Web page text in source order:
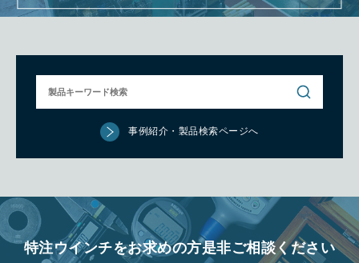
事例紹介・製品検索ページへ
特注ウインチをお求めの方是非ご相談ください